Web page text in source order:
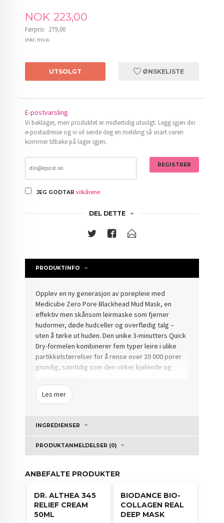
Tilbud
NOK 223,00
Førpris: 279,00
Rabatt
inkl. mva.
UTSOLGT ØNSKELISTE
E-postvarsling
Vi beklager, men produktet er midlertidig utsolgt. Legg igjen din
e-postadresse og vi vil sende deg en melding så snart varen
kommer tilbake på lager igjen.
JEG GODTAR vilkårene
REGISTRER
DEL DETTE
PRODUKTINFO
Opplev en ny generasjon av porepleie med
Medicube Zero Pore Blackhead Mud Mask, en
effektiv men skånsom leirmaske som fjerner
hudormer, døde hudceller og overflødig talg –
uten å tørke ut huden. Den unike 3-minutters Quick
Dry-formelen kombinerer fem typer leire i ulike
partikkelstørrelser for å rense over 20 000 porer
grundig, samtidig som den virker kjølende og
Beriket med AHA, BHA og PHA eksfolierer masken
skånsomt, forbedrer hudteksturen og reduserer
porestrammende ingredienser sørger for en frisk,
Perfekt for deg som sliter med hudormer, blank T-
synlige resultater.
Bruksanvisning:
Påfør på ren og tørr hud, unngå øye- og
Les mer
INGREDIENSER
PRODUKTANMELDELSER (0)
ANBEFALTE PRODUKTER
DR. ALTHEA 345
RELIEF CREAM
50ML
BIODANCE BIO-
COLLAGEN REAL
DEEP MASK